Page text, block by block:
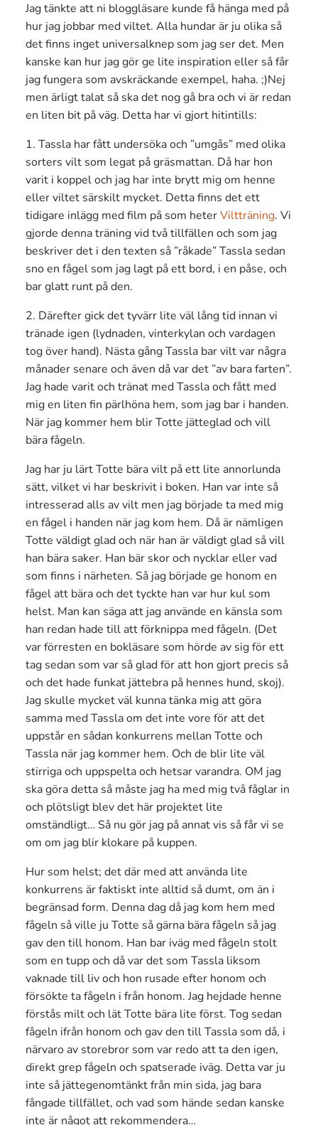
Jag tänkte att ni bloggläsare kunde få hänga med på
hur jag jobbar med viltet. Alla hundar är ju olika så
det finns inget universalknep som jag ser det. Men
kanske kan hur jag gör ge lite inspiration eller så får
jag fungera som avskräckande exempel, haha. ;)Nej
men ärligt talat så ska det nog gå bra och vi är redan
en liten bit på väg. Detta har vi gjort hitintills:
1. Tassla har fått undersöka och ”umgås” med olika
sorters vilt som legat på gräsmattan. Då har hon
varit i koppel och jag har inte brytt mig om henne
eller viltet särskilt mycket. Detta finns det ett
tidigare inlägg med film på som heterViltträning. Vi
gjorde denna träning vid två tillfällen och som jag
beskriver det i den texten så ”råkade” Tassla sedan
sno en fågel som jag lagt på ett bord, i en påse, och
bar glatt runt på den.
2. Därefter gick det tyvärr lite väl lång tid innan vi
tränade igen (lydnaden, vinterkylan och vardagen
tog över hand). Nästa gång Tassla bar vilt var några
månader senare och även då var det ”av bara farten”.
Jag hade varit och tränat med Tassla och fått med
mig en liten fin pärlhöna hem, som jag bar i handen.
När jag kommer hem blir Totte jätteglad och vill
bära fågeln.
Jag har ju lärt Totte bära vilt på ett lite annorlunda
sätt, vilket vi har beskrivit i boken. Han var inte så
intresserad alls av vilt men jag började ta med mig
en fågel i handen när jag kom hem. Då är nämligen
Totte väldigt glad och när han är väldigt glad så vill
han bära saker. Han bär skor och nycklar eller vad
som finns i närheten. Så jag började ge honom en
fågel att bära och det tyckte han var hur kul som
helst. Man kan säga att jag använde en känsla som
han redan hade till att förknippa med fågeln. (Det
var förresten en bokläsare som hörde av sig för ett
tag sedan som var så glad för att hon gjort precis så
och det hade funkat jättebra på hennes hund, skoj).
Jag skulle mycket väl kunna tänka mig att göra
samma med Tassla om det inte vore för att det
uppstår en sådan konkurrens mellan Totte och
Tassla när jag kommer hem. Och de blir lite väl
stirriga och uppspelta och hetsar varandra. OM jag
ska göra detta så måste jag ha med mig två fåglar in
och plötsligt blev det här projektet lite
omständligt… Så nu gör jag på annat vis så får vi se
om om jag blir klokare på kuppen.
Hur som helst; det där med att använda lite
konkurrens är faktiskt inte alltid så dumt, om än i
begränsad form. Denna dag då jag kom hem med
fågeln så ville ju Totte så gärna bära fågeln så jag
gav den till honom. Han bar iväg med fågeln stolt
som en tupp och då var det som Tassla liksom
vaknade till liv och hon rusade efter honom och
försökte ta fågeln i från honom. Jag hejdade henne
förstås milt och lät Totte bära lite först. Tog sedan
fågeln ifrån honom och gav den till Tassla som då, i
närvaro av storebror som var redo att ta den igen,
direkt grep fågeln och spatserade iväg. Detta var ju
inte så jättegenomtänkt från min sida, jag bara
fångade tillfället, och vad som hände sedan kanske
inte är något att rekommendera…